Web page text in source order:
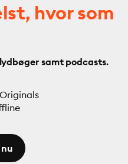
hvor som
samt podcasts.